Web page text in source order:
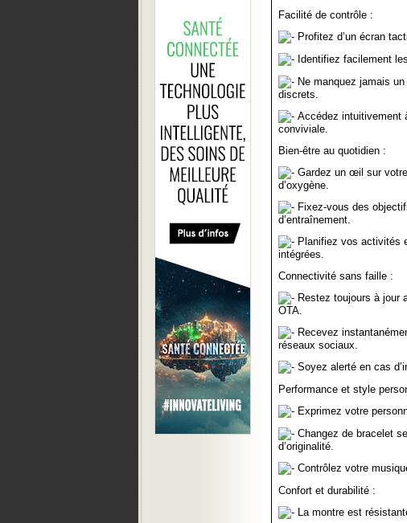
Facilité de contrôle :
Profitez d’un écran
Identifiez facilement
Ne manquez jamais
discrets.
Accédez intuitivement
conviviale.
Bien-être au quotidien :
Gardez un œil sur
d’oxygène.
Fixez-vous des
d’entraînement.
Planifiez vos activités
intégrées.
Connectivité sans faille :
Restez toujours à jour
OTA.
Recevez
réseaux sociaux.
Soyez alerté en cas
Performance et style
Exprimez votre
Changez de bracelet
d’originalité.
Contrôlez votre
Confort et durabilité :
La montre est